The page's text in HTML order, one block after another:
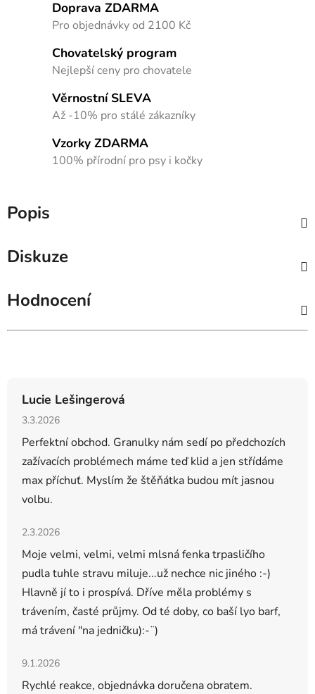
Doprava ZDARMA
Pro objednávky od 2100 Kč
Chovatelský program
Nejlepší ceny pro chovatele
Věrnostní SLEVA
Až -10% pro stálé zákazníky
Vzorky ZDARMA
100% přírodní pro psy i kočky
Popis
Diskuze
Hodnocení
Lucie Lešingerová
Hodnocení obchodu je 5 z 5 hvězdiček.
3.3.2026
Perfektní obchod. Granulky nám sedí po předchozích
zažívacích problémech máme teď klid a jen střídáme
max příchuť. Myslím že štěňátka budou mít jasnou
volbu.
Hodnocení obchodu je 5 z 5 hvězdiček.
2.3.2026
Moje velmi, velmi, velmi mlsná fenka trpasličího
pudla tuhle stravu miluje...už nechce nic jiného :-)
Hlavně jí to i prospívá. Dříve měla problémy s
trávením, časté průjmy. Od té doby, co baší lyo barf,
má trávení "na jedničku):-¨)
Hodnocení obchodu je 5 z 5 hvězdiček.
9.1.2026
Rychlé reakce, objednávka doručena obratem.